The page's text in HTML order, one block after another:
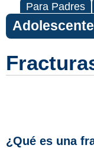
Para Padres
¿Qué es una